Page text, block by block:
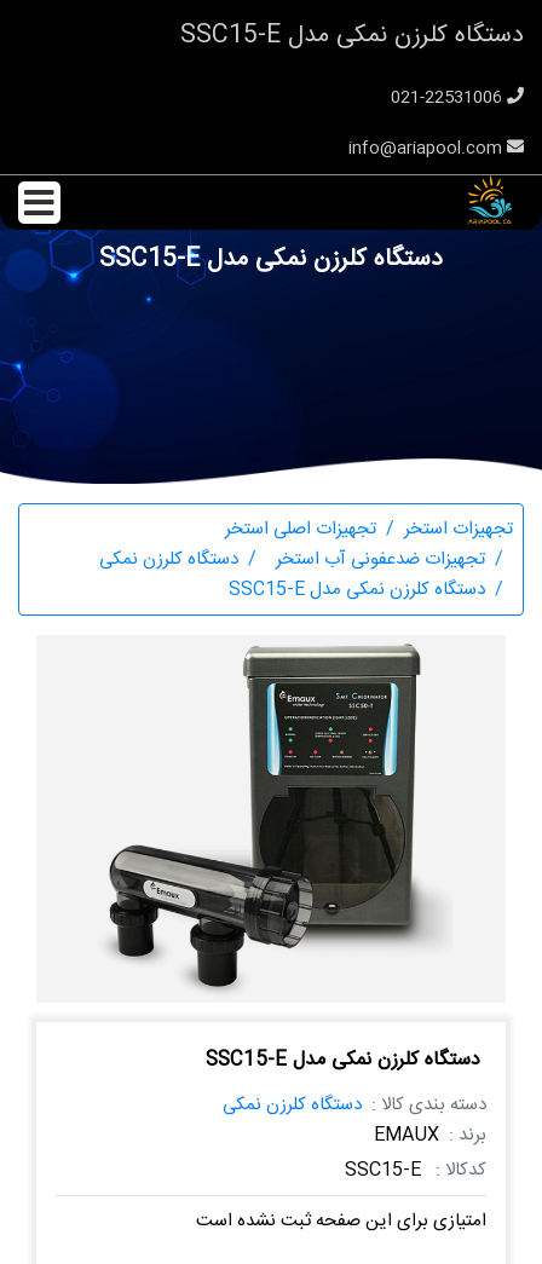
دستگاه کلرزن نمکی مدل SSC15-E
دستگاه کلرزن نمکی مدل SSC15-E
تجهیزات استخر
تجهیزات اصلی استخر
تجهیزات ضدعفونی آب استخر
دستگاه کلرزن نمکی
دستگاه کلرزن نمکی مدل SSC15-E
دستگاه کلرزن نمکی مدل SSC15-E
دسته بندی کالا : دستگاه کلرزن نمکی
برند : EMAUX
کدکالا : SSC15-E
امتیازی برای این صفحه ثبت نشده است